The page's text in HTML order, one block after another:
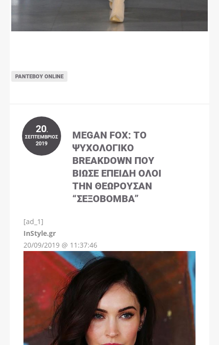
ΡΑΝΤΕΒΟΎ ONLINE
20.
ΣΕΠΤΈΜΒΡΙΟΣ
2019
MEGAN FOX: ΤΟ
ΨΥΧΟΛΟΓΙΚΌ
BREAKDOWN ΠΟΥ
ΒΊΩΣΕ ΕΠΕΙΔΉ ΌΛΟΙ
ΤΗΝ ΘΕΩΡΟΎΣΑΝ
“ΣΕΞΟΒΌΜΒΑ”
[ad_1]
InStyle.gr
20/09/2019 @ 11:37:46